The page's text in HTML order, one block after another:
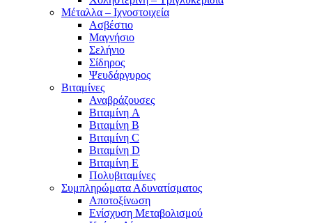
Μέταλλα – Ιχνοστοιχεία
Ασβέστιο
Μαγνήσιο
Σελήνιο
Σίδηρος
Ψευδάργυρος
Βιταμίνες
Αναβράζουσες
Βιταμίνη A
Βιταμίνη B
Βιταμίνη C
Βιταμίνη D
Βιταμίνη E
Πολυβιταμίνες
Συμπληρώματα Αδυνατίσματος
Αποτοξίνωση
Ενίσχυση Μεταβολισμού